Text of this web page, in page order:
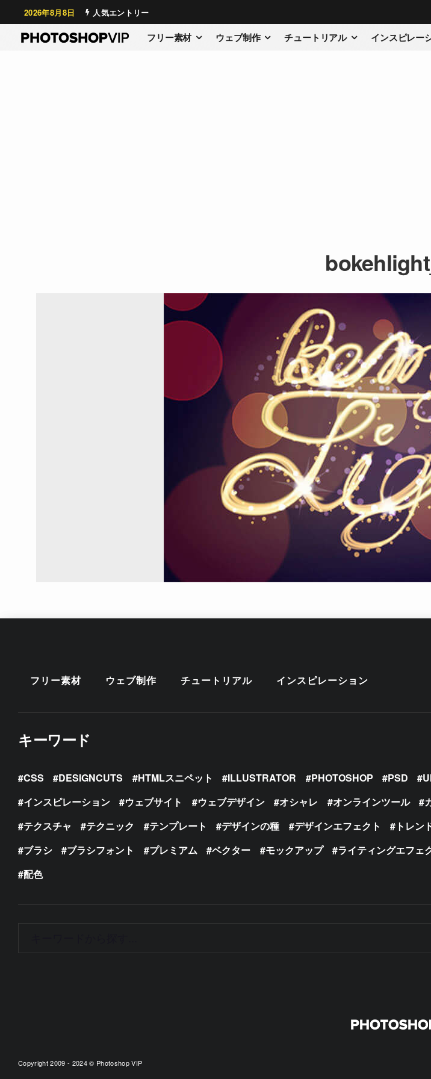
2026年8月8日 人気エントリー
フリー素材 ウェブ制作 チュートリアル インスピレー
フリー素材 ウェブ制作 チュートリアル インスピレーション
キーワード
CSS DESIGNCUTS HTMLスニペット ILLUSTRATOR PHOTOSHOP PSD
インスピレーション
ウェブサイト ウェブデザイン オシャレ オンラインツール
テクスチャ
テクニック テンプレート デザインの種 デザインエフェクト トレン
ブラシ
ブラシフォント プレミアム ベクター モックアップ ライティングエフェ
配色
Copyright 2009 - 2024 © Photoshop VIP